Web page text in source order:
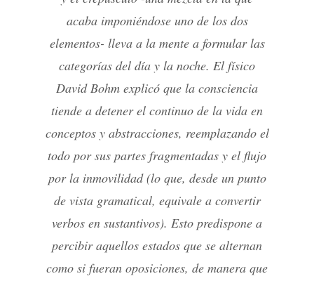
acaba imponiéndose uno de los dos
elementos- lleva a la mente a formular las
categorías del día y la noche. El físico
David Bohm explicó que la consciencia
tiende a detener el continuo de la vida en
conceptos y abstracciones, reemplazando el
todo por sus partes fragmentadas y el flujo
por la inmovilidad (lo que, desde un punto
de vista gramatical, equivale a convertir
verbos en sustantivos). Esto predispone a
percibir aquellos estados que se alternan
como si fueran oposiciones, de manera que